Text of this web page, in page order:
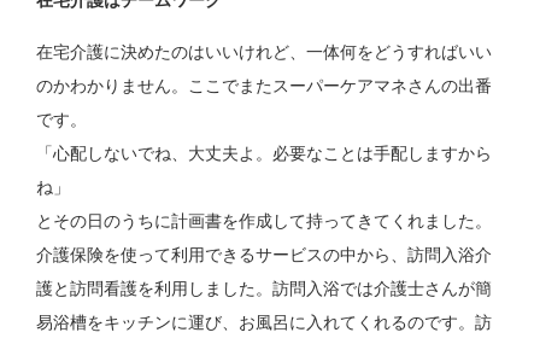
在宅介護に決めたのはいいけれど、一体何をどうすればいい
のかわかりません。ここでまたスーパーケアマネさんの出番
です。
「心配しないでね、大丈夫よ。必要なことは手配しますから
ね」
とその日のうちに計画書を作成して持ってきてくれました。
介護保険を使って利用できるサービスの中から、訪問入浴介
護と訪問看護を利用しました。訪問入浴では介護士さんが簡
易浴槽をキッチンに運び、お風呂に入れてくれるのです。訪